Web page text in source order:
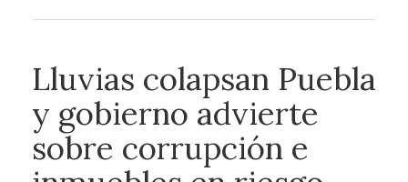
Lluvias colapsan Puebla
y gobierno advierte
sobre corrupción e